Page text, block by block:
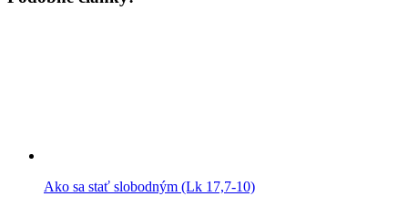
Ako sa stať slobodným (Lk 17,7-10)